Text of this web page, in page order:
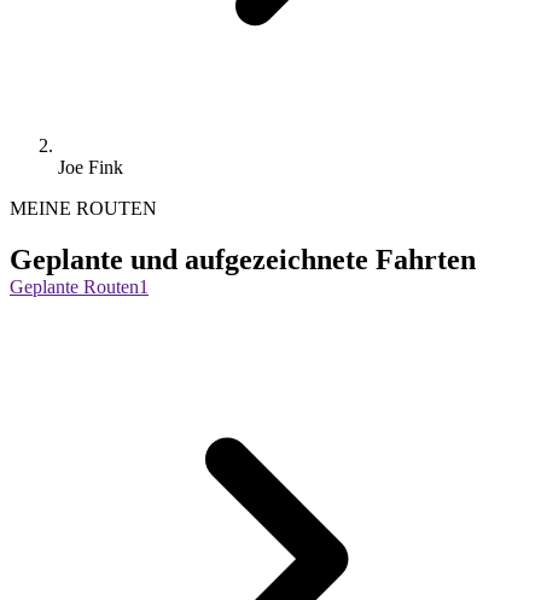
Joe Fink
MEINE ROUTEN
Geplante und aufgezeichnete Fahrten
Geplante Routen1